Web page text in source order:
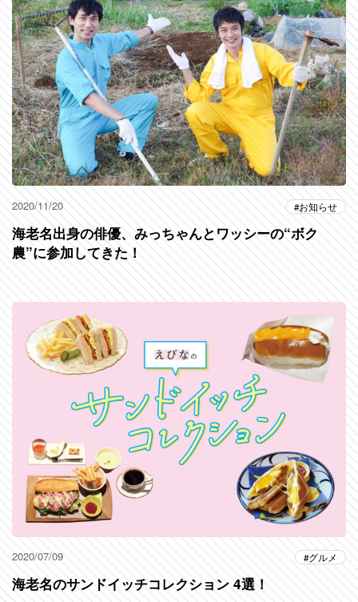
2020/11/20 お知らせ
海老名出身の俳優、みっちゃんとワッシーの“ボク
農”に参加してきた！
2020/07/09 グルメ
海老名のサンドイッチコレクション 4選！